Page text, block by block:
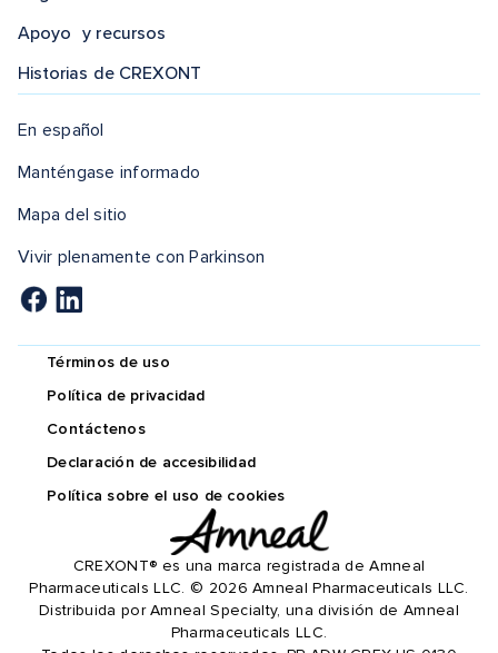
Apoyo y recursos
Historias de CREXONT
En español
Manténgase informado
Mapa del sitio
Vivir plenamente con Parkinson
Términos de uso
Política de privacidad
Contáctenos
Declaración de accesibilidad
Política sobre el uso de cookies
CREXONT® es una marca registrada de Amneal
Pharmaceuticals LLC. © 2026 Amneal Pharmaceuticals LLC.
Distribuida por Amneal Specialty, una división de Amneal
Pharmaceuticals LLC.